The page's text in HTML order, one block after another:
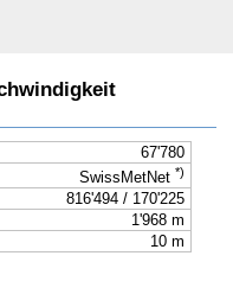
67'780
SwissMetNet *)
816'494 / 170'225
1'968 m
10 m